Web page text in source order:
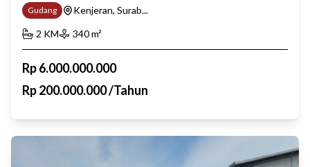
Gudang
Kenjeran, Surab...
2 KM 340m²
Rp6.000.000.000
Rp200.000.000/Tahun